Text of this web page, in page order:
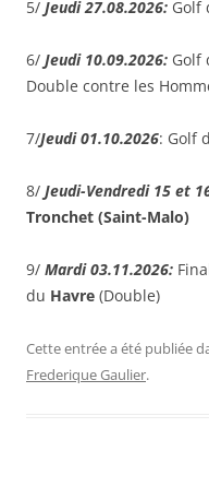
5/ Jeudi 27.08.2026: Golf
6/ Jeudi 10.09.2026: Golf
Double contre les
7/Jeudi 01.10.2026: Golf
8/ Jeudi-Vendredi 15 et
Tronchet (Saint-Malo)
9/ Mardi 03.11.2026:
du Havre (Double)
Cette entrée a été publiée
Frederique Gaulier.